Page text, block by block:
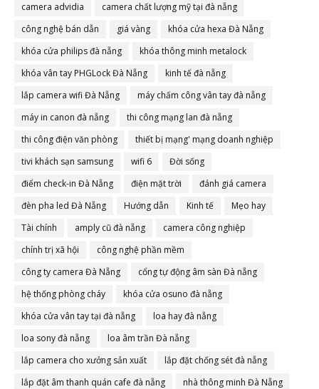
camera advidia
camera chất lượng mỹ tại đà nẵng
công nghệ bán dẫn
giá vàng
khóa cửa hexa Đà Nẵng
khóa cửa philips đà nẵng
khóa thông minh metalock
khóa vân tay PHGLock Đà Nẵng
kinh tế đà nẵng
lắp camera wifi Đà Nẵng
máy chấm công vân tay đà nẵng
máy in canon đà nẵng
thi công mạng lan đà nẵng
thi công điện văn phòng
thiết bị mạng' mạng doanh nghiệp
tivi khách sạn samsung
wifi 6
Đời sống
điểm check-in Đà Nẵng
điện mặt trời
đánh giá camera
đèn pha led Đà Nẵng
Hướng dẫn Kinh tế
Mẹo hay
Tài chính
amply cũ đà nẵng
camera công nghiệp
chính trị xã hội
công nghệ phần mềm
công ty camera Đà Nẵng
cổng tự động âm sàn Đà nẵng
hệ thống phòng cháy
khóa cửa osuno đà nẵng
khóa cửa vân tay tại đà nẵng
loa hay đà nẵng
loa sony đà nẵng
loa âm trần Đà nẵng
lắp camera cho xưởng sản xuất
lắp đặt chống sét đà nẵng
lắp đặt âm thanh quán cafe đà nẵng
nhà thông minh Đà Nẵng